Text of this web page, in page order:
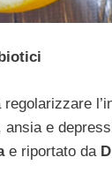
regolarizzare
ansia e
e riportato da